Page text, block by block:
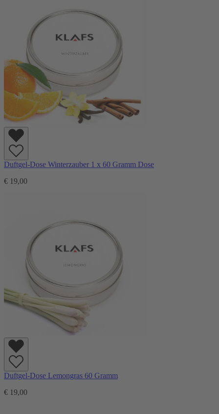
Duftgel-Dose Winterzauber 1 x 60 Gramm Dose
€ 19,00
Duftgel-Dose Lemongras 60 Gramm
€ 19,00